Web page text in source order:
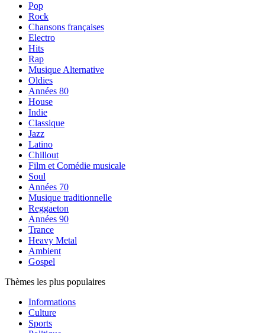
Pop
Rock
Chansons françaises
Electro
Hits
Rap
Musique Alternative
Oldies
Années 80
House
Indie
Classique
Jazz
Latino
Chillout
Film et Comédie musicale
Soul
Années 70
Musique traditionnelle
Reggaeton
Années 90
Trance
Heavy Metal
Ambient
Gospel
Thèmes les plus populaires
Informations
Culture
Sports